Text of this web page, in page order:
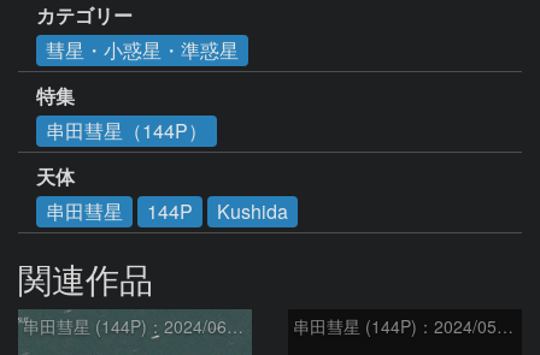
カテゴリー
彗星・小惑星・準惑星
特集
串田彗星（144P）
天体
串田彗星
144P Kushida
関連作品
串田彗星 (144P)：2024/06/08 串田彗星 (144P)：2024/05/29